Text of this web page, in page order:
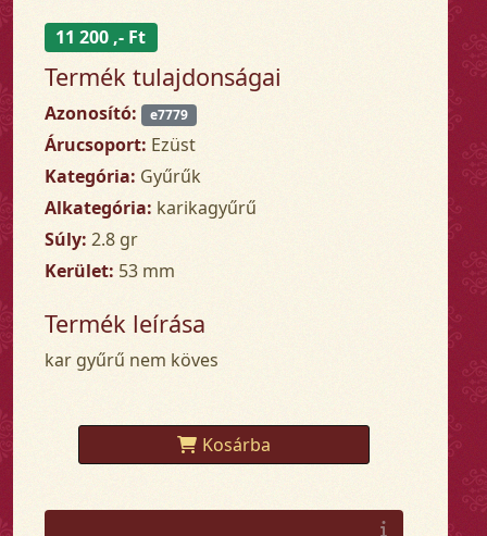
11 200 ,- Ft
Termék tulajdonságai
Azonosító: e7779
Árucsoport: Ezüst
Kategória: Gyűrűk
Alkategória: karikagyűrű
Súly: 2.8 gr
Kerület: 53 mm
Termék leírása
kar gyűrű nem köves
Kosárba